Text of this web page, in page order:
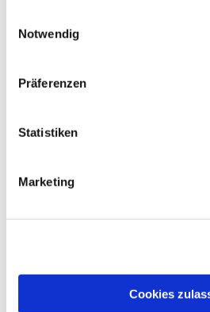
Notwendig
Präferenzen
Statistiken
Marketing
Cookies